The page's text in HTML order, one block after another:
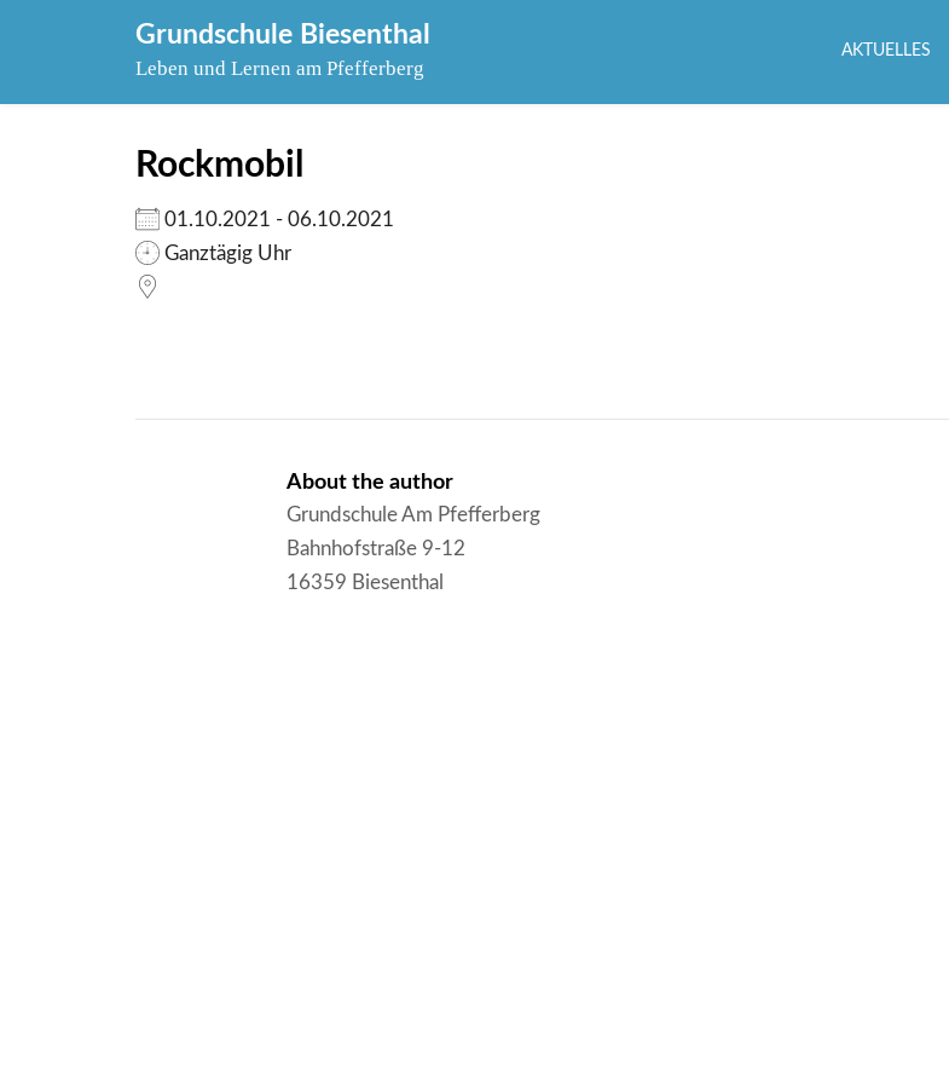
Grundschule Biesenthal
Leben und Lernen am Pfefferberg
AKTUELLES
Rockmobil
01.10.2021 - 06.10.2021
Ganztägig Uhr
About the author
Grundschule Am Pfefferberg
Bahnhofstraße 9-12
16359 Biesenthal